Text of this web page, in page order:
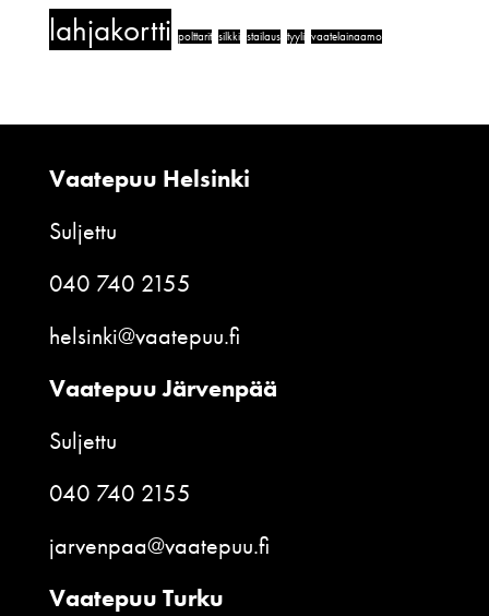
lahjakortti polttarit silkki stailaus tyyli vaatelainaamo
Vaatepuu Helsinki
Suljettu
040 740 2155
helsinki@vaatepuu.fi
Vaatepuu Järvenpää
Suljettu
040 740 2155
jarvenpaa@vaatepuu.fi
Vaatepuu Turku